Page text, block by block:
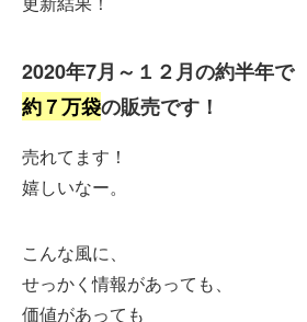
2020年7月～１２月の約半年で
約７万袋の販売です！
売れてます！
嬉しいなー。
こんな風に、
せっかく情報があっても、
価値があっても